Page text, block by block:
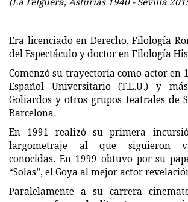
(La Felguera, Asturias 1940 - Sevilla
Era licenciado en Derecho, Filología
del Espectáculo y doctor en Filología
Comenzó su trayectoria como actor en
Español Universitario (T.E.U.) y
Goliardos y otros grupos teatrales de
Barcelona.
En 1991 realizó su primera
largometraje al que siguieron
conocidas. En 1999 obtuvo por su
“Solas”, el Goya al mejor actor
Paralelamente a su carrera